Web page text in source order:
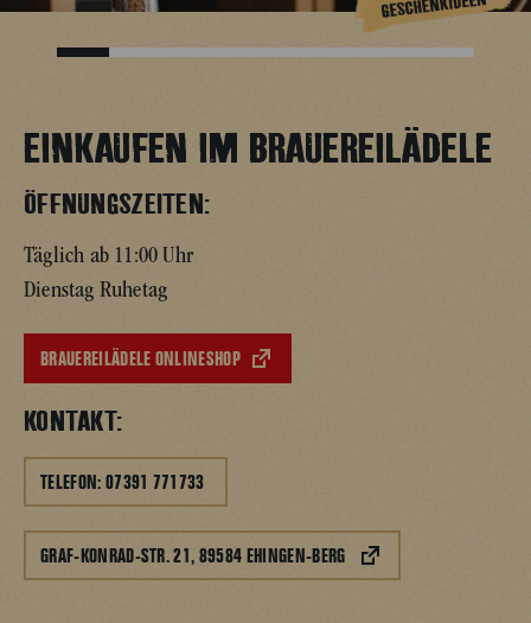
EINKAUFEN IM BRAUEREILÄDELE
ÖFFNUNGSZEITEN:
Täglich ab 11:00 Uhr
Dienstag Ruhetag
BRAUEREILÄDELE ONLINESHOP
KONTAKT:
TELEFON: 07391 771733
GRAF-KONRAD-STR. 21, 89584 EHINGEN-BERG